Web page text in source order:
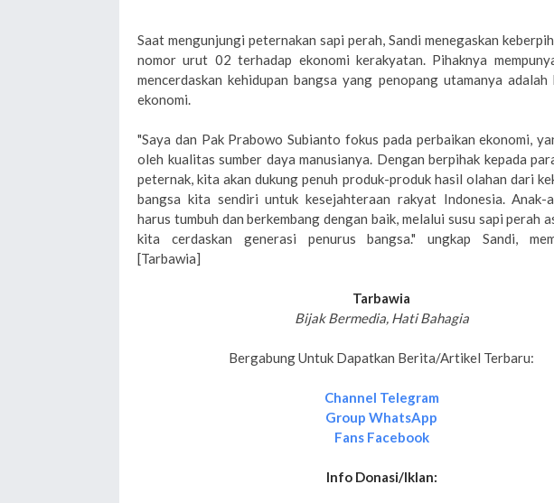
Saat mengunjungi peternakan sapi perah, Sandi menegaskan
nomor urut 02 terhadap ekonomi kerakyatan. Pihaknya
mencerdaskan kehidupan bangsa yang penopang utamanya adalah
ekonomi.
"Saya dan Pak Prabowo Subianto fokus pada perbaikan ekonomi,
oleh kualitas sumber daya manusianya. Dengan berpihak kepada
peternak, kita akan dukung penuh produk-produk hasil olahan dari
bangsa kita sendiri untuk kesejahteraan rakyat Indonesia. Anak-
harus tumbuh dan berkembang dengan baik, melalui susu sapi perah
kita cerdaskan generasi penurus bangsa." ungkap Sandi,
[Tarbawia]
Tarbawia
Bijak Bermedia, Hati Bahagia
Bergabung Untuk Dapatkan Berita/Artikel Terbaru:
Channel Telegram
Group WhatsApp
Fans Facebook
Info Donasi/Iklan: